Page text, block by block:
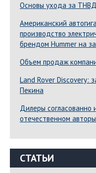
Основы ухода за ТНВД
Американский
производство
брендом Hummer на
Объем продаж
Land Rover Dіscovery:
Пекина
Дилеры согласованно
отечественном
СТАТЬИ